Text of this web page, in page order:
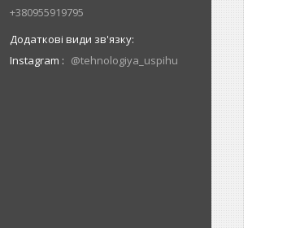
+380955919795
Instagram @tehnologiya_uspihu